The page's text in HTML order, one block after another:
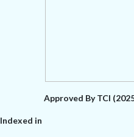
Approved By TCI
Indexed in